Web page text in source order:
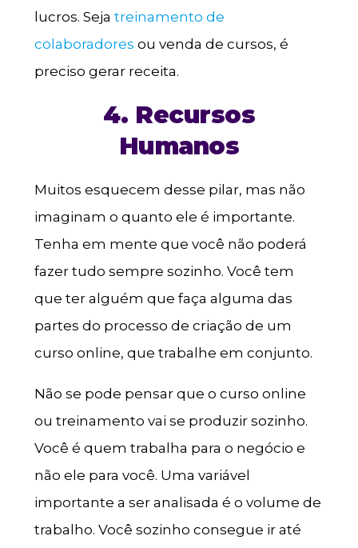
lucros. Seja treinamento de
colaboradores ou venda de cursos, é
preciso gerar receita.
4. Recursos
Humanos
Muitos esquecem desse pilar, mas não
imaginam o quanto ele é importante.
Tenha em mente que você não poderá
fazer tudo sempre sozinho. Você tem
que ter alguém que faça alguma das
partes do processo de criação de um
curso online, que trabalhe em conjunto.
Não se pode pensar que o curso online
ou treinamento vai se produzir sozinho.
Você é quem trabalha para o negócio e
não ele para você. Uma variável
importante a ser analisada é o volume de
trabalho. Você sozinho consegue ir até